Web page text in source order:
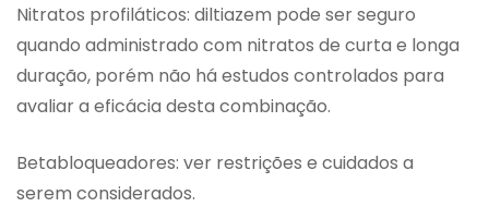
Nitratos profiláticos: diltiazem pode ser seguro
quando administrado com nitratos de curta e longa
duração, porém não há estudos controlados para
avaliar a eficácia desta combinação.
Betabloqueadores: ver restrições e cuidados a
serem considerados.